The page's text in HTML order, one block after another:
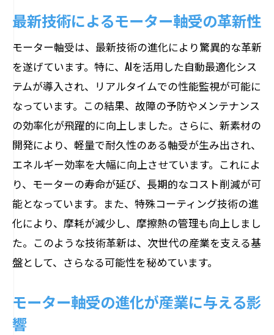
への影響
次世代モーター軸受技術の可能性を探る
AIがもたらすモーター軸受の性能監視とその
効果
AIによるモーター軸受のリアルタイム監
視とは
AI技術が向上させるモーター軸受の信頼
性
故障予防に貢献するAI搭載モーター軸受
効率化を支えるAIによるモーター軸受解析
AIが変革するモーター軸受のメンテナン
ス
新素材研究が実現するモーター軸受の軽量化
最新技術によるモーター軸受の革新性
モーター軸受は、最新技術の進化により驚異的な革新
を遂げています。特に、AIを活用した自動最適化シス
テムが導入され、リアルタイムでの性能監視が可能に
なっています。この結果、故障の予防やメンテナンス
の効率化が飛躍的に向上しました。さらに、新素材の
開発により、軽量で耐久性のある軸受が生み出され、
エネルギー効率を大幅に向上させています。これによ
り、モーターの寿命が延び、長期的なコスト削減が可
能となっています。また、特殊コーティング技術の進
化により、摩耗が減少し、摩擦熱の管理も向上しまし
た。このような技術革新は、次世代の産業を支える基
盤として、さらなる可能性を秘めています。
モーター軸受の進化が産業に与える影
響